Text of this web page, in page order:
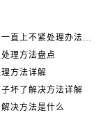
萧邦手表发条一直上不紧处理办法推荐
理方法盘点
方法详解
坏了解决方法详解
决方法是什么